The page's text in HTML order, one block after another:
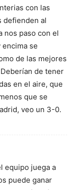
con las
defienden al
nos paso con el
encima se
de las mejores
de tener
en el aire, que
que se
veo un 3-0.
equipo juega a
puede ganar